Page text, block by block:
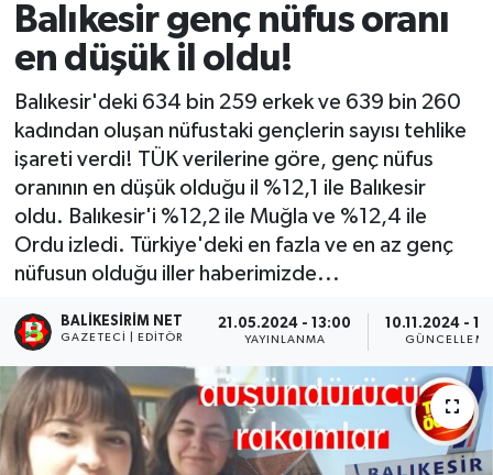
Balıkesir genç nüfus oranı
en düşük il oldu!
Balıkesir'deki 634 bin 259 erkek ve 639 bin 260
kadından oluşan nüfustaki gençlerin sayısı tehlike
işareti verdi! TÜK verilerine göre, genç nüfus
oranının en düşük olduğu il %12,1 ile Balıkesir
oldu. Balıkesir'i %12,2 ile Muğla ve %12,4 ile
Ordu izledi. Türkiye'deki en fazla ve en az genç
nüfusun olduğu iller haberimizde...
BALIKESIRIM NET
GAZETECI | EDITÖR
21.05.2024 - 13:00
YAYINLANMA
10.11.2024 -
GÜNCELLEME